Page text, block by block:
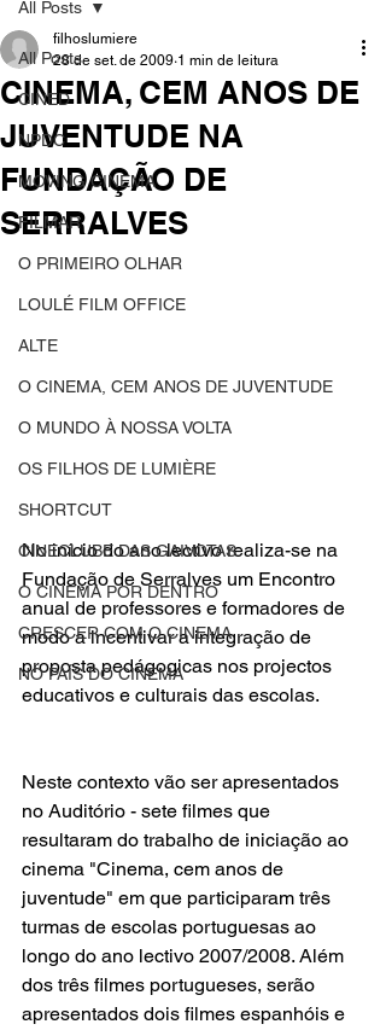
All Posts
CINED
NPDC
MOVING CINEMA
FILMAR
O PRIMEIRO OLHAR
LOULÉ FILM OFFICE
ALTE
O CINEMA, CEM ANOS DE JUVENTUDE
O MUNDO À NOSSA VOLTA
OS FILHOS DE LUMIÈRE
SHORTCUT
CINECLUBE DAS GAIVOTAS
O CINEMA POR DENTRO
CRESCER COM O CINEMA
NO PAÍS DO CINEMA
All Posts
CINEMA, CEM ANOS DE
JUVENTUDE NA
FUNDAÇÃO DE
SERRALVES
filhoslumiere
28 de set. de 2009 1 min de leitura
No início do ano lectivo realiza-se na
Fundação de Serralves um Encontro
anual de professores e formadores de
modo a incentivar a integração de
proposta pedágogicas nos projectos
educativos e culturais das escolas.
Neste contexto vão ser apresentados
no Auditório - sete filmes que
resultaram do trabalho de iniciação ao
cinema "Cinema, cem anos de
juventude" em que participaram três
turmas de escolas portuguesas ao
longo do ano lectivo 2007/2008. Além
dos três filmes portugueses, serão
apresentados dois filmes espanhóis e